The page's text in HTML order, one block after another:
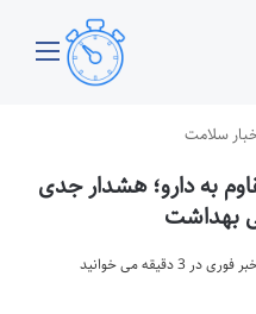
سلامت
به دارو؛ هشدار جدی
بهداشت
3 دقیقه می خوانید